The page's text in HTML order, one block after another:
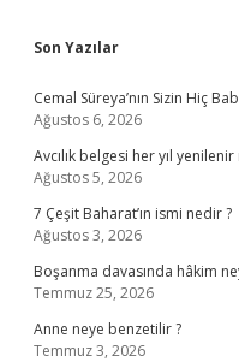
Sidebar
Son Yazılar
Cemal Süreya’nın Sizin Hiç
Ağustos 6, 2026
Avcılık belgesi her yıl yenilenir
Ağustos 5, 2026
7 Çeşit Baharat’ın ismi nedir ?
Ağustos 3, 2026
Boşanma davasında hâkim
Temmuz 25, 2026
Anne neye benzetilir ?
Temmuz 3, 2026